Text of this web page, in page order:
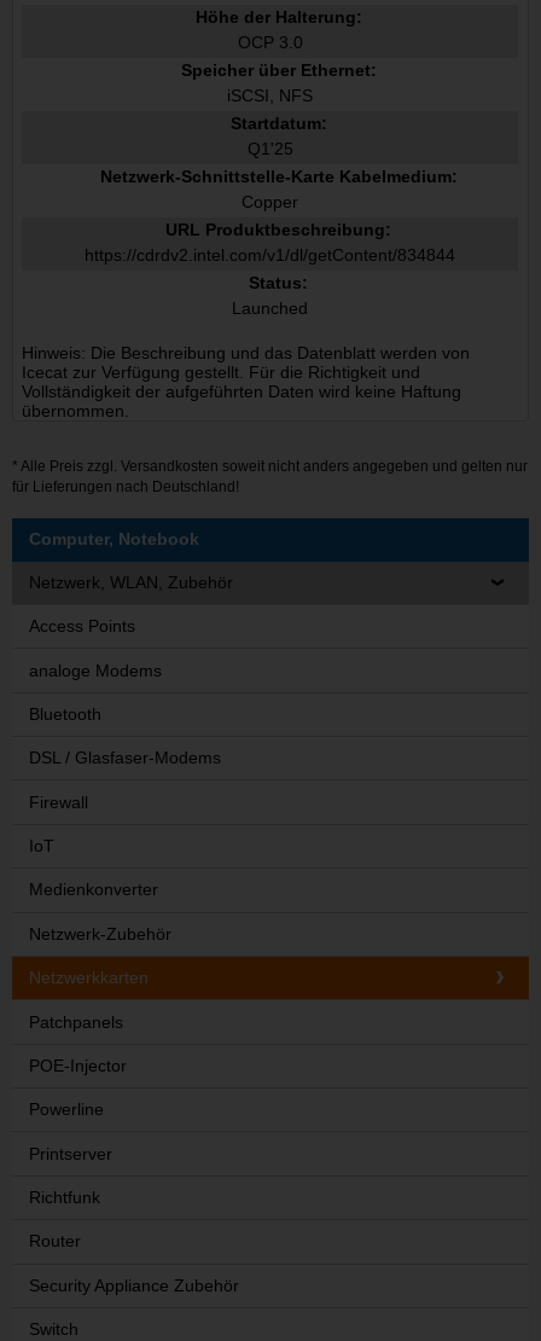
Höhe der Halterung:
OCP 3.0
Speicher über Ethernet:
iSCSI, NFS
Startdatum:
Q1'25
Netzwerk-Schnittstelle-Karte Kabelmedium:
Copper
URL Produktbeschreibung:
https://cdrdv2.intel.com/v1/dl/getContent/834844
Status:
Launched
Hinweis: Die Beschreibung und das Datenblatt werden von
Icecat zur Verfügung gestellt. Für die Richtigkeit und
Vollständigkeit der aufgeführten Daten wird keine Haftung
übernommen.
* Alle Preis zzgl. Versandkosten soweit nicht anders angegeben und gelten nur
für Lieferungen nach Deutschland!
Computer, Notebook
Netzwerk, WLAN, Zubehör
Access Points
analoge Modems
Bluetooth
DSL / Glasfaser-Modems
Firewall
IoT
Medienkonverter
Netzwerk-Zubehör
Netzwerkkarten
Patchpanels
POE-Injector
Powerline
Printserver
Richtfunk
Router
Security Appliance Zubehör
Switch